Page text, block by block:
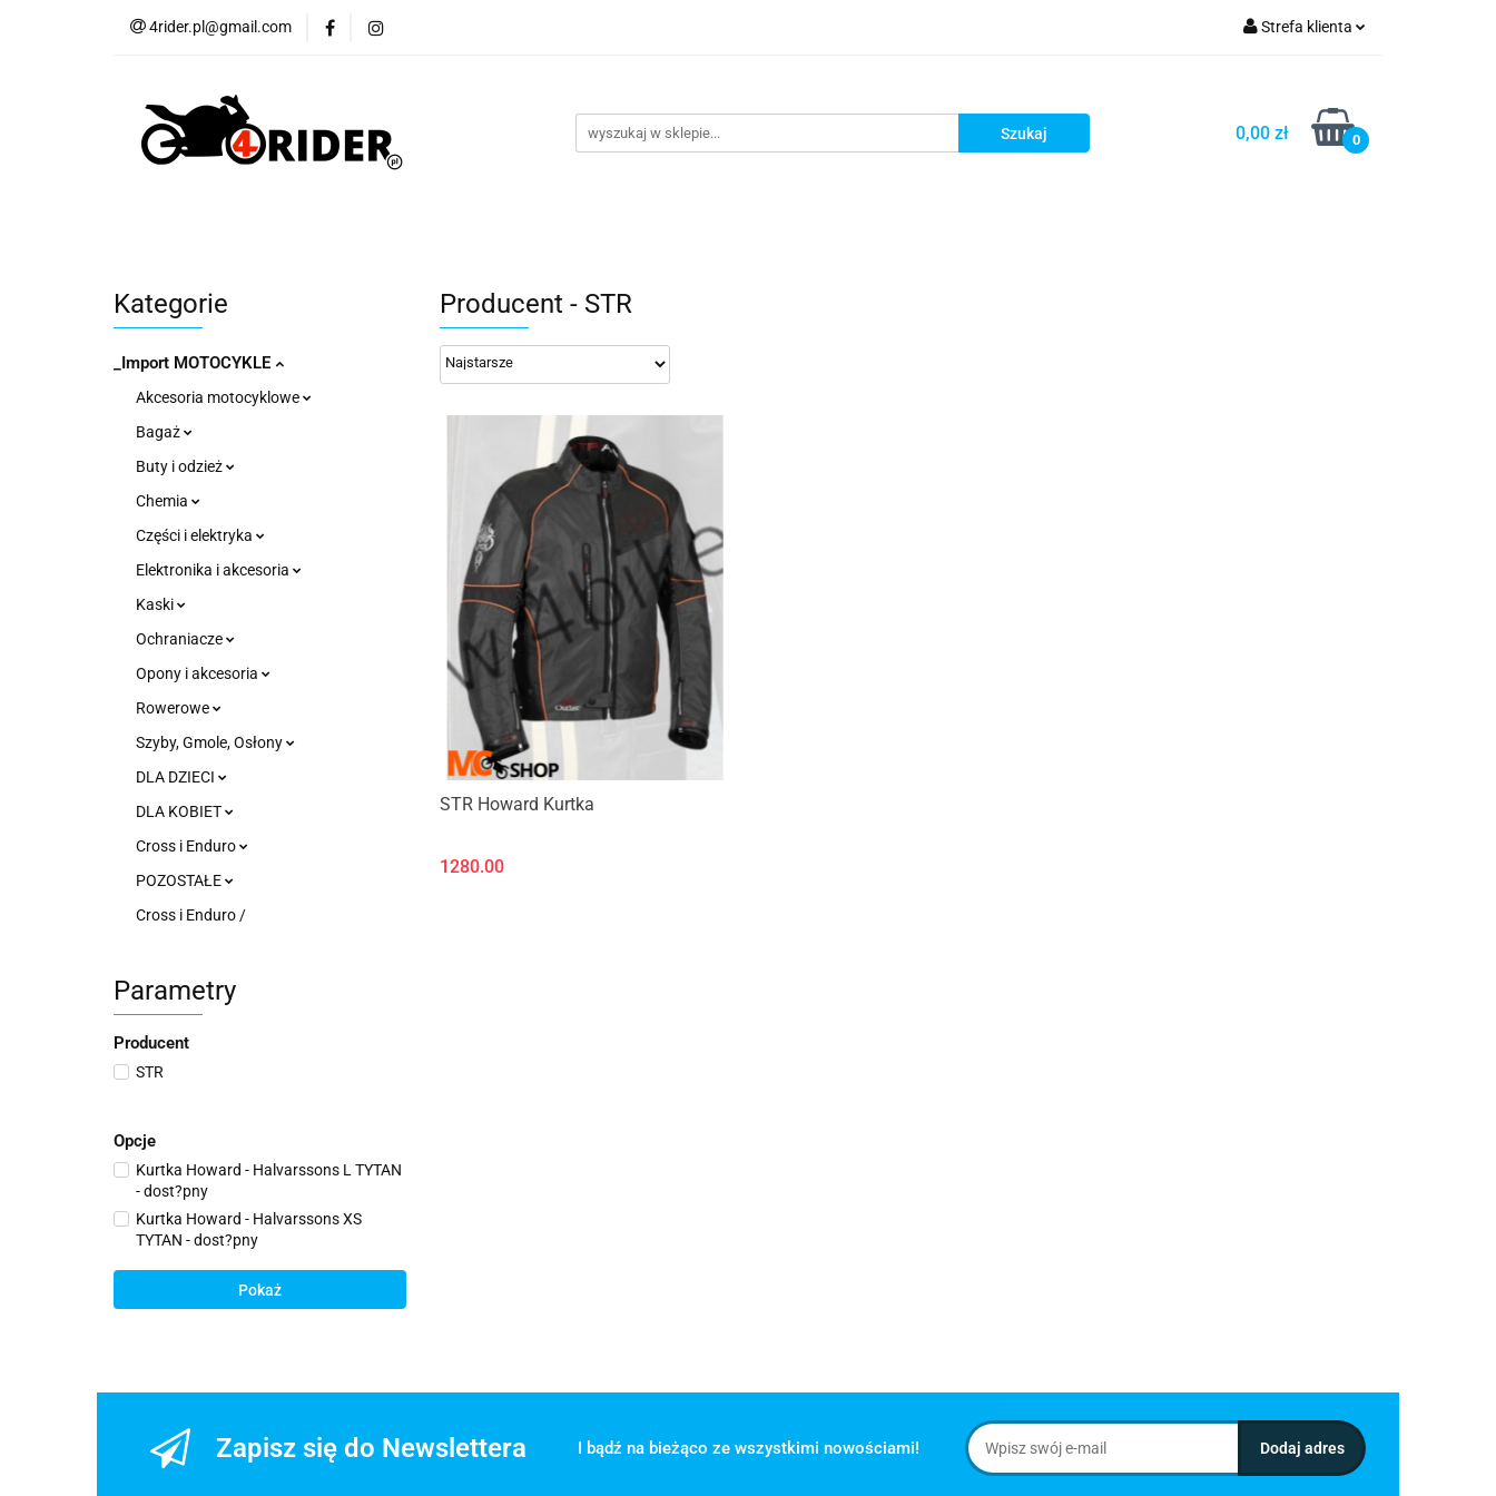
4rider.pl@gmail.com Strefa klienta
Zarejestruj się
Dodaj zgłoszenie
0,00 zł 0
Akcesoria motocyklowe
Dla dzieci Dla kobiet Cross i enduro Rowerowe
Kategorie
_Import MOTOCYKLE
Akcesoria motocyklowe
Bagaż
Buty i odzież
Chemia
Części i elektryka
Elektronika i akcesoria
Kaski
Ochraniacze
Opony i akcesoria
Rowerowe
Szyby, Gmole, Osłony
DLA DZIECI
DLA KOBIET
Cross i Enduro
POZOSTAŁE
Cross i Enduro /
Parametry
Producent
STR
Opcje
Kurtka Howard - Halvarssons L TYTAN
- dost?pny
Kurtka Howard - Halvarssons XS
TYTAN - dost?pny
Pokaż
Producent - STR
STR Howard Kurtka
1280.00
Zapisz się do Newslettera I bądź na bieżąco ze wszystkimi nowościami!